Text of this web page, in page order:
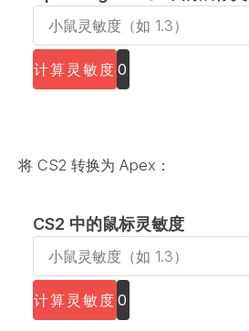
p
e
x
g
d
》
中
计算灵敏度 0
将 CS2 转换为 Apex：
CS2 中的鼠标灵敏度
S
2
中
计算灵敏度 0